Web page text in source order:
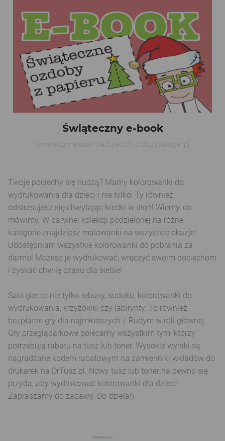
Świąteczny e-book
Świąteczny e-book dla dzieci do druku | Salagier.pl
Twoje pociechy się nudzą? Mamy kolorowanki do
wydrukowania dla dzieci i nie tylko. Ty również
odstresujesz się chwytając kredki w dłoń! Wiemy, co
mówimy. W barwnej kolekcji podzielonej na różne
kategorie znajdziesz malowanki na wszystkie okazje!
Udostępniam wszystkie kolorowanki do pobrania za
darmo! Możesz je wydrukować, wręczyć swoim pociechom
i zyskać chwilę czasu dla siebie!
Sala gier to nie tylko rebusy, sudoku, kolorowanki do
wydrukowania, krzyżówki czy labirynty. To również
bezpłatne gry dla najmłodszych z Rudym w roli głównej.
Gry przeglądarkowe polecamy wszystkim tym, którzy
potrzebują rabatu na tusz lub toner. Wysokie wyniki są
nagradzane kodem rabatowym na zamienniki wkładów do
drukarek na DrTusz.pl. Nowy tusz lub toner na pewno się
przyda, aby wydrukować kolorowanki dla dzieci!
Zapraszamy do zabawy. Do dzieła!)
TEMPEROWKA